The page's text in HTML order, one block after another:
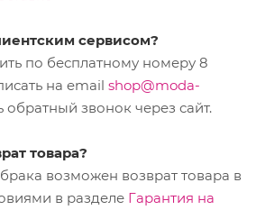
сервисом?
по бесплатному номеру 8
на email shop@moda-
обратный звонок через сайт.
товара?
возможен возврат товара в
в разделе Гарантия на